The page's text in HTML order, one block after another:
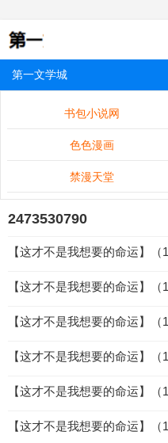
第一文学城
书包小说网
色色漫画
禁漫天堂
2473530790
【这才不是我想要的命运】（
【这才不是我想要的命运】（
【这才不是我想要的命运】（
【这才不是我想要的命运】（
【这才不是我想要的命运】（
【这才不是我想要的命运】（